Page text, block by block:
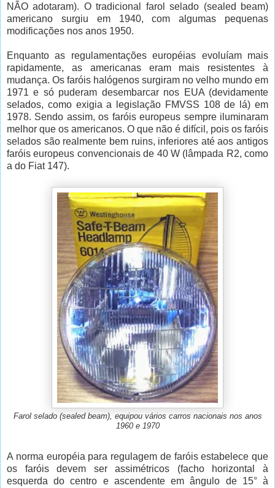
NÃO adotaram). O tradicional farol selado (sealed beam)
americano surgiu em 1940, com algumas pequenas
modificações nos anos 1950.
Enquanto as regulamentações européias evoluíam mais
rapidamente, as americanas eram mais resistentes à
mudança. Os faróis halógenos surgiram no velho mundo em
1971 e só puderam desembarcar nos EUA (devidamente
selados, como exigia a legislação FMVSS 108 de lá) em
1978. Sendo assim, os faróis europeus sempre iluminaram
melhor que os americanos. O que não é difícil, pois os faróis
selados são realmente bem ruins, inferiores até aos antigos
faróis europeus convencionais de 40 W (lâmpada R2, como
a do Fiat 147).
Farol selado (sealed beam), equipou vários carros nacionais nos anos
1960 e 1970
A norma européia para regulagem de faróis estabelece que
os faróis devem ser assimétricos (facho horizontal à
esquerda do centro e ascendente em ângulo de 15° à